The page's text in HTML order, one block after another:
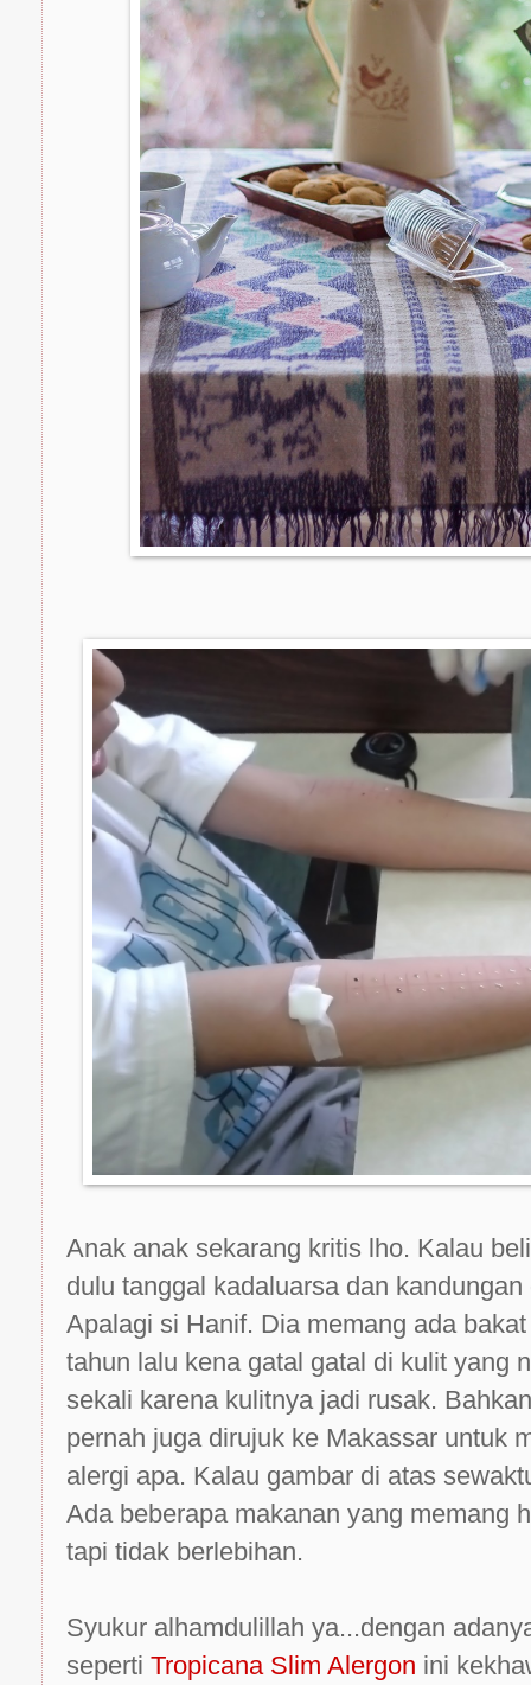
Anak anak sekarang kritis lho. Kalau
dulu tanggal kadaluarsa dan
Apalagi si Hanif. Dia memang ada
tahun lalu kena gatal gatal di kulit yang
sekali karena kulitnya jadi rusak.
pernah juga dirujuk ke Makassar untuk
alergi apa. Kalau gambar di atas
Ada beberapa makanan yang memang
tapi tidak berlebihan.
Syukur alhamdulillah ya...dengan
seperti Tropicana Slim Alergon ini